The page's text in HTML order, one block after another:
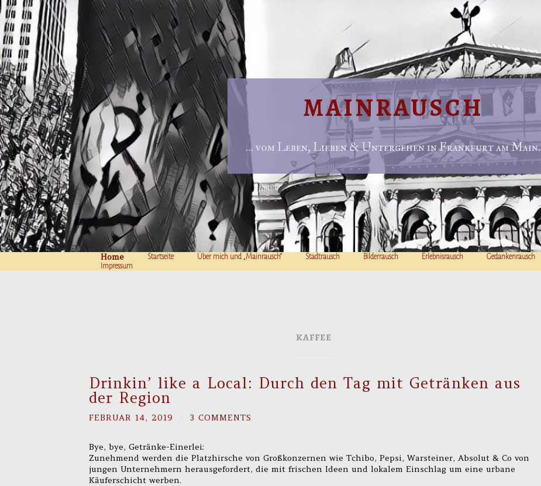
MAINRAUSCH
… vom Leben, Lieben & Untergehen in Frankfurt am Main.
Home Startseite Über mich und „Mainrausch“ Stadtrausch Bilderrausch Erlebnisrausch Gedankenrausch
Impressum
KAFFEE
Drinkin’ like a Local: Durch den Tag mit Getränken aus
der Region
FEBRUAR 14, 2019 3 COMMENTS
Bye, bye, Getränke-Einerlei:
Zunehmend werden die Platzhirsche von Großkonzernen wie Tchibo, Pepsi, Warsteiner, Absolut & Co von
jungen Unternehmern herausgefordert, die mit frischen Ideen und lokalem Einschlag um eine urbane
Käuferschicht werben.